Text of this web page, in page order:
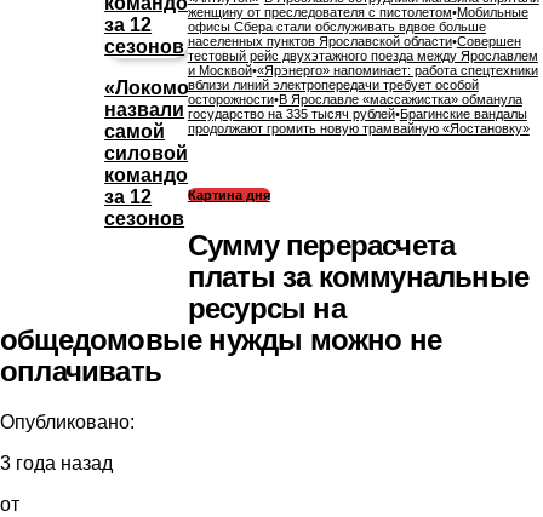
«Локомотив»
назвали
самой
силовой
командой
за 12
сезонов
женщину от преследователя с пистолетом•Мобильные
офисы Сбера стали обслуживать вдвое больше
населенных пунктов Ярославской области•Совершен
тестовый рейс двухэтажного поезда между Ярославлем
и Москвой•«Ярэнерго» напоминает: работа спецтехники
вблизи линий электропередачи требует особой
осторожности•В Ярославле «массажистка» обманула
государство на 335 тысяч рублей•Брагинские вандалы
продолжают громить новую трамвайную «Яостановку»
Картина дня
Сумму перерасчета
платы за коммунальные
ресурсы на
общедомовые нужды можно не
оплачивать
Опубликовано:
3 года назад
от